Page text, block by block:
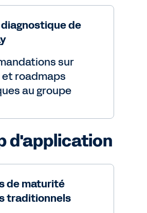
de
sur
roadmaps
au groupe
d'application
de maturité
traditionnels